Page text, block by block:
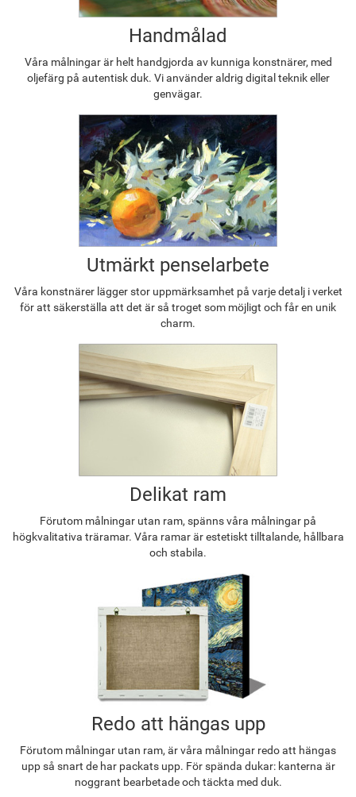
Handmålad
Våra målningar är helt handgjorda av kunniga konstnärer, med
oljefärg på autentisk duk. Vi använder aldrig digital teknik eller
genvägar.
Utmärkt penselarbete
Våra konstnärer lägger stor uppmärksamhet på varje detalj i verket
för att säkerställa att det är så troget som möjligt och får en unik
charm.
Delikat ram
Förutom målningar utan ram, spänns våra målningar på
högkvalitativa träramar. Våra ramar är estetiskt tilltalande, hållbara
och stabila.
Redo att hängas upp
Förutom målningar utan ram, är våra målningar redo att hängas
upp så snart de har packats upp. För spända dukar: kanterna är
noggrant bearbetade och täckta med duk.